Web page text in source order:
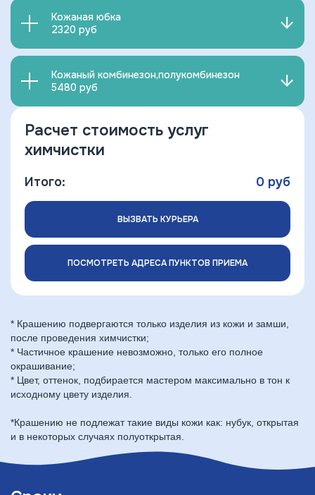
Кожаная юбка
2320 руб
Кожаный комбинезон,полукомбинезон
5480 руб
Расчет стоимость услуг
химчистки
Итого: 0 руб
ВЫЗВАТЬ КУРЬЕРА
ПОСМОТРЕТЬ АДРЕСА ПУНКТОВ ПРИЕМА
* Крашению подвергаются только изделия из кожи и замши,
после проведения химчистки;
* Частичное крашение невозможно, только его полное
окрашивание;
* Цвет, оттенок, подбирается мастером максимально в тон к
исходному цвету изделия.
*Крашению не подлежат такие виды кожи как: нубук, открытая
и в некоторых случаях полуоткрытая.